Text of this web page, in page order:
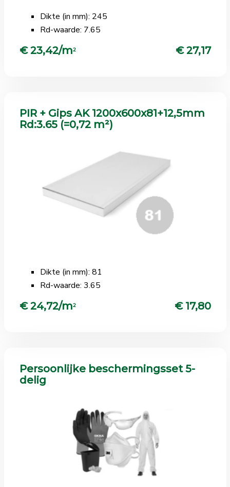
Dikte (in mm): 245
Rd-waarde: 7.65
€ 23,42/m2 € 27,17
PIR + Gips AK 1200x600x81+12,5mm
Rd:3.65 (=0,72 m²)
Dikte (in mm): 81
Rd-waarde: 3.65
€ 24,72/m2 € 17,80
Persoonlijke beschermingsset 5-
delig